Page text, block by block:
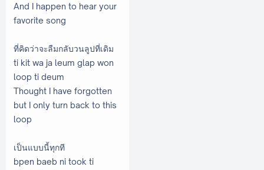
And I happen to hear your
favorite song
ที่คิดว่าจะลืมกลับวนลูปที่เดิม
ti kit wa ja leum glap won
loop ti deum
Thought I have forgotten
but I only turn back to this
loop
เป็นแบบนี้ทุกที
bpen baeb ni took ti